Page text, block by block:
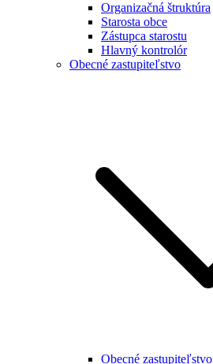
Organizačná štruktúra
Starosta obce
Zástupca starostu
Hlavný kontrolór
Obecné zastupiteľstvo
Obecné zastupiteľstvo